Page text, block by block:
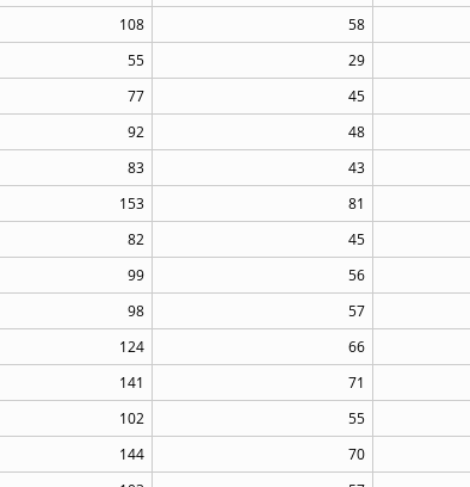
108 58
55 29
77 45
92 48
83 43
153 81
82 45
99 56
98 57
124 66
141 71
102 55
144 70